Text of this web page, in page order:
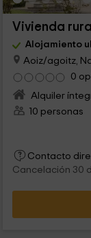
Vivienda
Alojamiento
Aoiz/agoitz,
0
Alquiler
10 personas
Contacto
Cancelación 30